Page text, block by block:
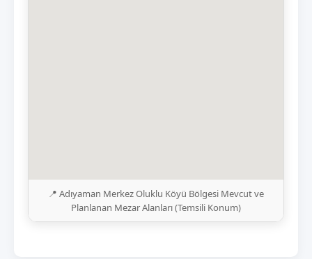
📍 Adıyaman Merkez Oluklu Köyü Bölgesi Mevcut ve
Planlanan Mezar Alanları (Temsili Konum)